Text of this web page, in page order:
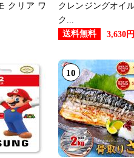
クリア ワ
クレンジングオイ
ク...
送料無料
3,630円
10